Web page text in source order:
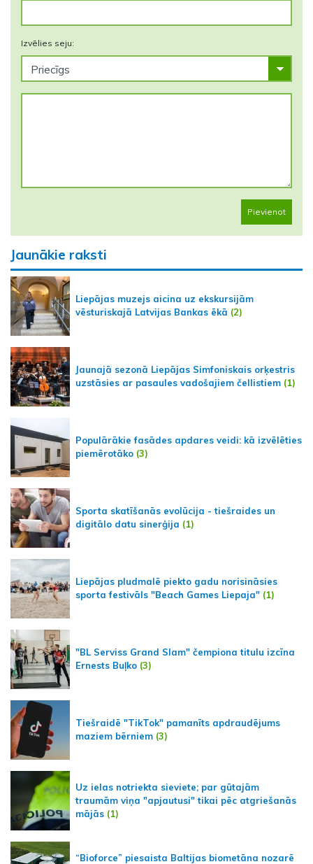
Izvēlies seju:
Pievienot
Jaunākie raksti
Liepājas muzejs aicina uz ekskursijām
vēsturiskajā Latvijas Bankas ēkā (2)
Jaunajā sezonā Liepājas Simfoniskais orķestris
uzstāsies ar pasaules vadošajiem čellistiem (1)
Populārākie fasādes apdares veidi: kā izvēlēties
piemērotāko (3)
Sporta skatīšanās evolūcija - tiešraides un
digitālo datu sinerģija (1)
Liepājas pludmalē piekto gadu norisināsies
sporta festivāls "Beach Games Liepaja" (1)
"BL Serviss Grand Slam" čempiona titulu izcīna
Ernests Buļko (3)
Tiešraidē "TikTok" pamanīts apdraudējums
maziem bērniem (3)
Uz ielas notriekta sieviete; par gūtajām
traumām viņa "apjautusi" tikai pēc atgriešanās
mājās (1)
“Bioforce” piesaista Baltijas biometāna nozarē